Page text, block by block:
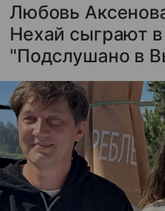
Любовь
Нехай сыграют
"Подслушано в